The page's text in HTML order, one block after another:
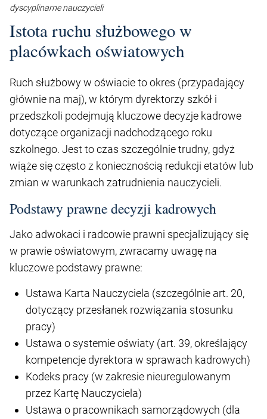
dyscyplinarne nauczycieli
Istota ruchu służbowego w
placówkach oświatowych
Ruch służbowy w oświacie to okres (przypadający
głównie na maj), w którym dyrektorzy szkół i
przedszkoli podejmują kluczowe decyzje kadrowe
dotyczące organizacji nadchodzącego roku
szkolnego. Jest to czas szczególnie trudny, gdyż
wiąże się często z koniecznością redukcji etatów lub
zmian w warunkach zatrudnienia nauczycieli.
Podstawy prawne decyzji kadrowych
Jako adwokaci i radcowie prawni specjalizujący się
w prawie oświatowym, zwracamy uwagę na
kluczowe podstawy prawne:
Ustawa Karta Nauczyciela (szczególnie art. 20,
dotyczący przesłanek rozwiązania stosunku
pracy)
Ustawa o systemie oświaty (art. 39, określający
kompetencje dyrektora w sprawach kadrowych)
Kodeks pracy (w zakresie nieuregulowanym
przez Kartę Nauczyciela)
Ustawa o pracownikach samorządowych (dla